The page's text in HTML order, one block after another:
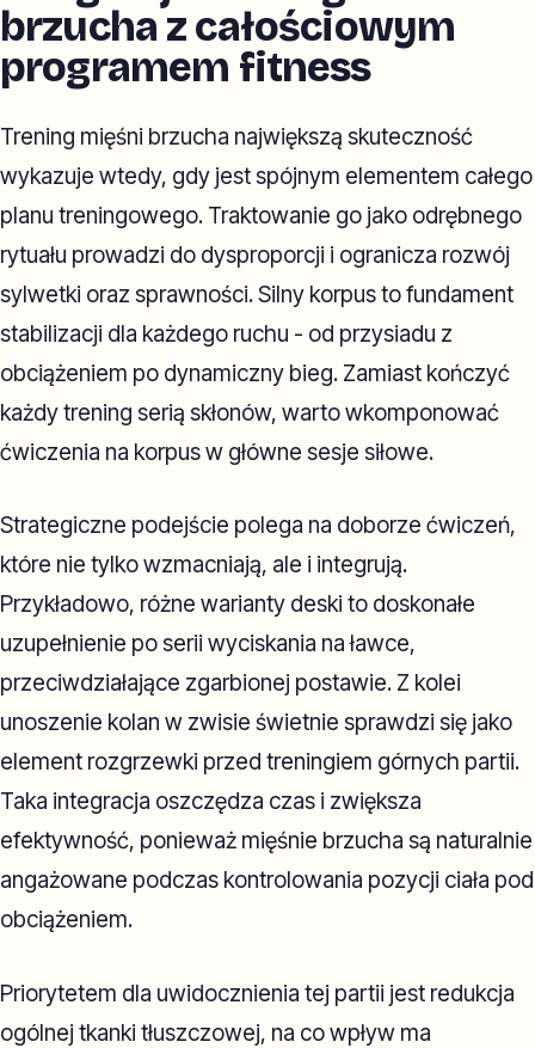
brzucha z całościowym
programem fitness
Trening mięśni brzucha największą skuteczność
wykazuje wtedy, gdy jest spójnym elementem całego
planu treningowego. Traktowanie go jako odrębnego
rytuału prowadzi do dysproporcji i ogranicza rozwój
sylwetki oraz sprawności. Silny korpus to fundament
stabilizacji dla każdego ruchu - od przysiadu z
obciążeniem po dynamiczny bieg. Zamiast kończyć
każdy trening serią skłonów, warto wkomponować
ćwiczenia na korpus w główne sesje siłowe.
Strategiczne podejście polega na doborze ćwiczeń,
które nie tylko wzmacniają, ale i integrują.
Przykładowo, różne warianty deski to doskonałe
uzupełnienie po serii wyciskania na ławce,
przeciwdziałające zgarbionej postawie. Z kolei
unoszenie kolan w zwisie świetnie sprawdzi się jako
element rozgrzewki przed treningiem górnych partii.
Taka integracja oszczędza czas i zwiększa
efektywność, ponieważ mięśnie brzucha są naturalnie
angażowane podczas kontrolowania pozycji ciała pod
obciążeniem.
Priorytetem dla uwidocznienia tej partii jest redukcja
ogólnej tkanki tłuszczowej, na co wpływ ma